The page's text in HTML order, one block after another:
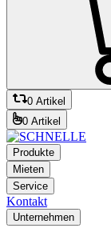
0 Artikel
0 Artikel
Produkte
Mieten
Service
Kontakt
Unternehmen